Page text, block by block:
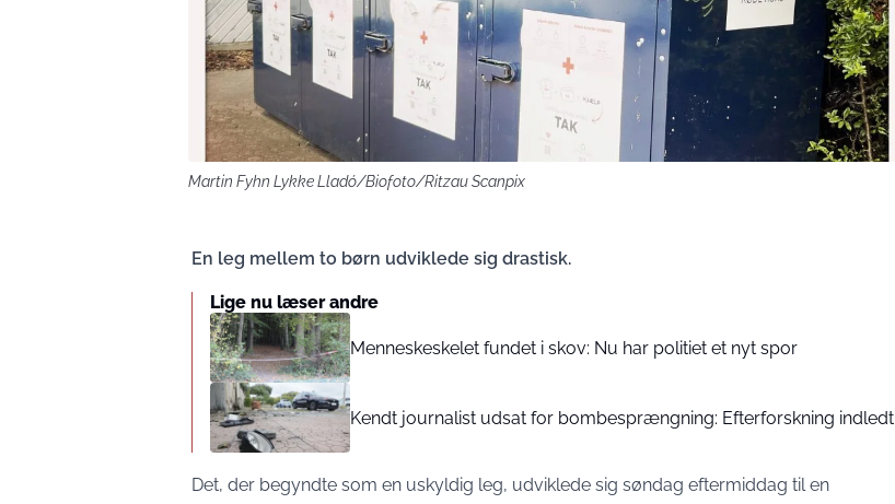
Martin Fyhn Lykke Lladó/Biofoto/Ritzau Scanpix
En leg mellem to børn udviklede sig drastisk.
Lige nu læser andre
Menneskeskelet fundet i skov: Nu har politiet et nyt spor
Kendt journalist udsat for bombesprængning: Efterforskning indledt
Det, der begyndte som en uskyldig leg, udviklede sig søndag eftermiddag til en